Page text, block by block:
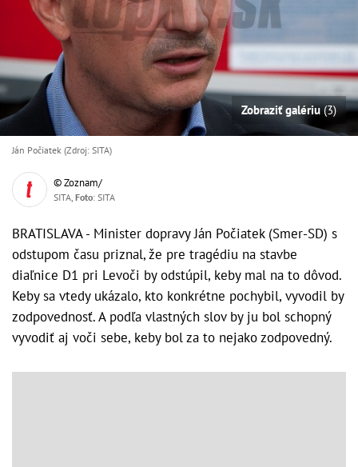
Zobraziť galériu(3)
Ján Počiatek (Zdroj: SITA)
© Zoznam/
SITA, Foto: SITA
BRATISLAVA - Minister dopravy Ján Počiatek (Smer-SD) s
odstupom času priznal, že pre tragédiu na stavbe
diaľnice D1 pri Levoči by odstúpil, keby mal na to dôvod.
Keby sa vtedy ukázalo, kto konkrétne pochybil, vyvodil by
zodpovednosť. A podľa vlastných slov by ju bol schopný
vyvodiť aj voči sebe, keby bol za to nejako zodpovedný.